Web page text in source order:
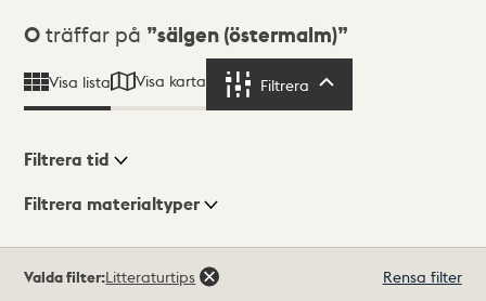
Sökresultat
0 träffar på sälgen (östermalm)
Visa lista Visa karta Filtrera
Visningsläge
Filtrera tid
Filtrera materialtyper
träffar
Valda filter:Litteraturtips Rensa filter